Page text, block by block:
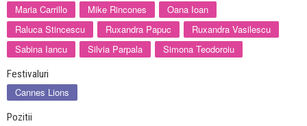
Maria Carrillo
Mike Rincones
Oana Ioan
Raluca Stincescu
Ruxandra Papuc
Ruxandra Vasilescu
Sabina Iancu
Silvia Parpala Simona Teodoroiu
Festivaluri
Cannes Lions
Pozitii